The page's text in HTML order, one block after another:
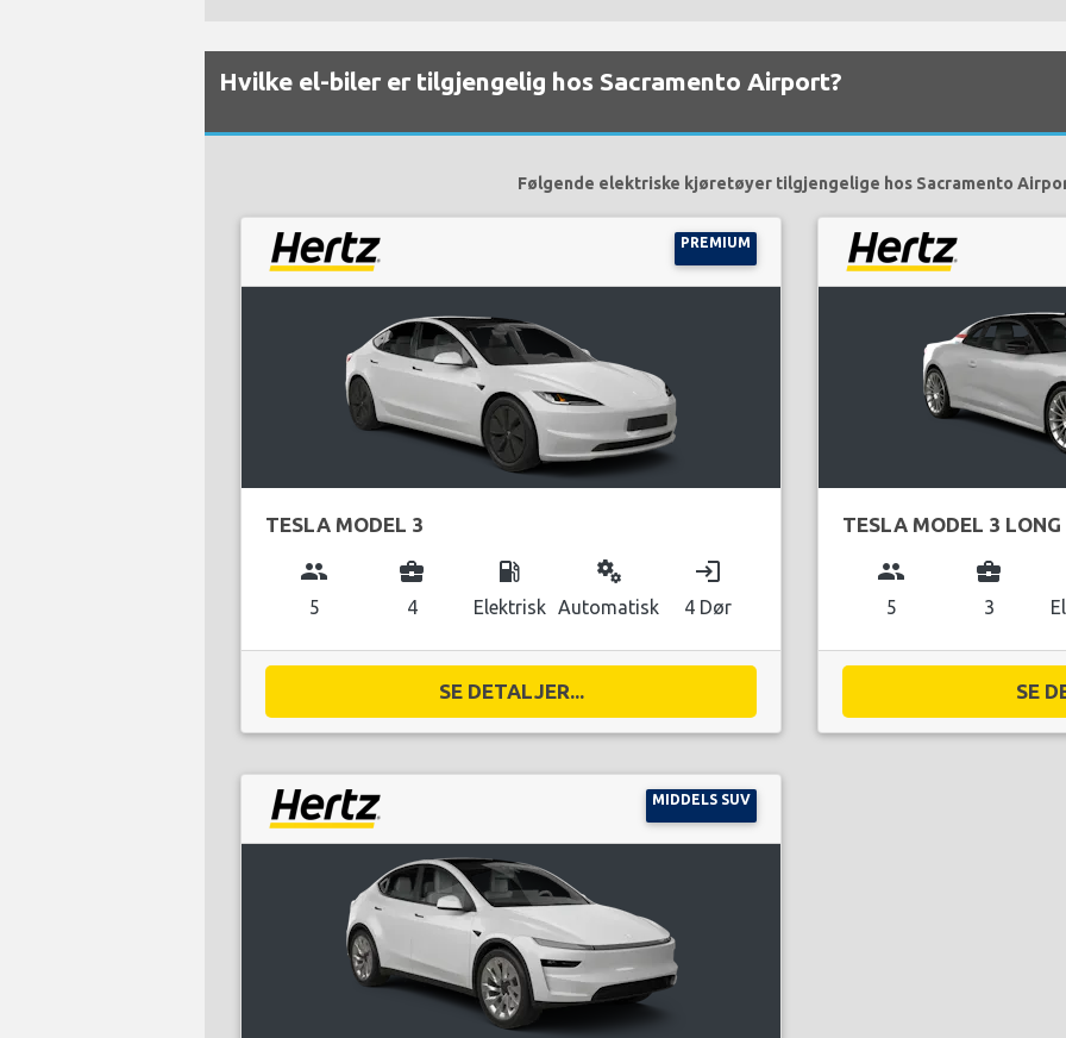
Hvilke el-biler er tilgjengelig hos Sacramento Airport?
Følgende elektriske kjøretøyer tilgjengelige hos Sacramento
PREMIUM
TESLA MODEL 3
group
5
business_center
4
local_gas_station
Elektrisk
miscellaneous_services
Automatisk
login
4 Dør
SE DETALJER...
TESLA MODEL 3 LONG
group
5
business_center
3
SE
MIDDELS SUV